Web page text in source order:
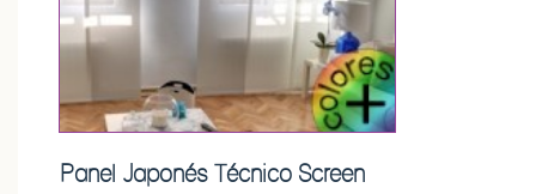
Panel Japonés Técnico Screen